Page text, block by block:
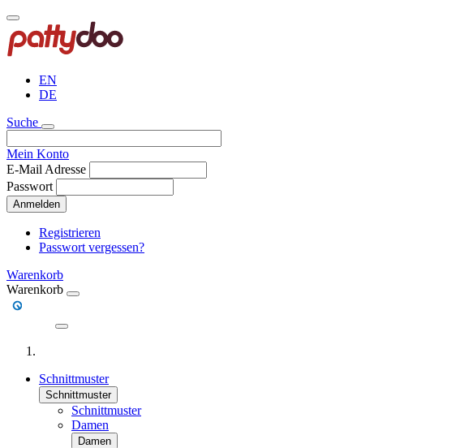
Direkt
zum
Inhalt
EN
DE
Suche
Mein Konto
E-Mail Adresse
Passwort
Anmelden
Registrieren
Passwort vergessen?
Warenkorb
Warenkorb
Schnittmuster
Schnittmuster
Schnittmuster
Damen
Damen